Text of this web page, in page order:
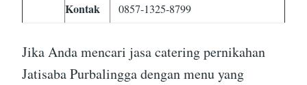
Kontak 0857-1325-8799
Jika Anda mencari jasa catering pernikahan
Jatisaba Purbalingga dengan menu yang